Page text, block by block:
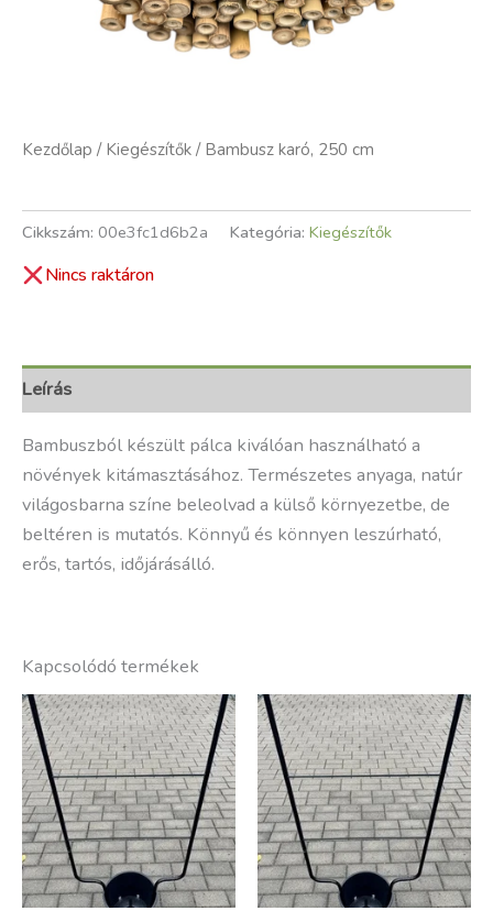
Kezdőlap / Kiegészítők / Bambusz karó, 250 cm
Cikkszám: 00e3fc1d6b2a Kategória: Kiegészítők
Nincs raktáron
Leírás
Bambuszból készült pálca kiválóan használható a
növények kitámasztásához. Természetes anyaga, natúr
világosbarna színe beleolvad a külső környezetbe, de
beltéren is mutatós. Könnyű és könnyen leszúrható,
erős, tartós, időjárásálló.
Kapcsolódó termékek